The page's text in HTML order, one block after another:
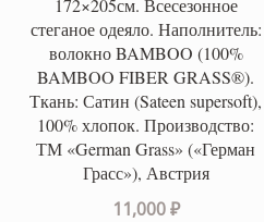
стеганое одеяло. Наполнитель:
волокно BAMBOO (100%
BAMBOO FIBER GRASS®).
Ткань: Сатин (Sateen supersoft),
100% хлопок. Производство:
ТМ «German Grass» («Герман
Грасс»), Австрия
11,000₽